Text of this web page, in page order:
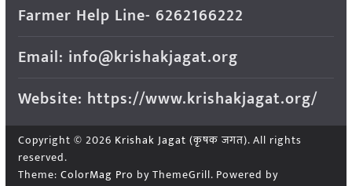
Farmer Help Line- 6262166222
Email: info@krishakjagat.org
Website: https://www.krishakjagat.org/
Copyright © 2026 Krishak Jagat (कृषक जगत). All rights
reserved.
Theme: ColorMag Pro by ThemeGrill. Powered by